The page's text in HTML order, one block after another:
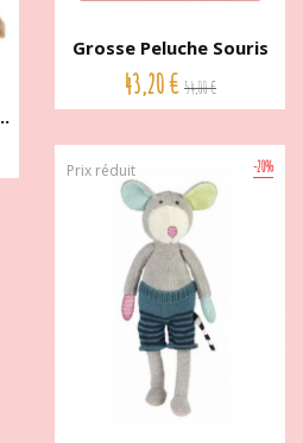
Grosse Peluche Souris
Beige...
43,20 € 54,00 €
-20%
Prix réduit